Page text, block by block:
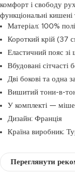
комфорт і свободу
функціональні
Матеріал: 100%
Короткий крій (37
Еластичний пояс зі
Вбудовані сітчасті
Дві бокові та одна
Вишитий тони-в-
У комплекті —
Дизайн: Франція
Країна виробник:
Переглянути